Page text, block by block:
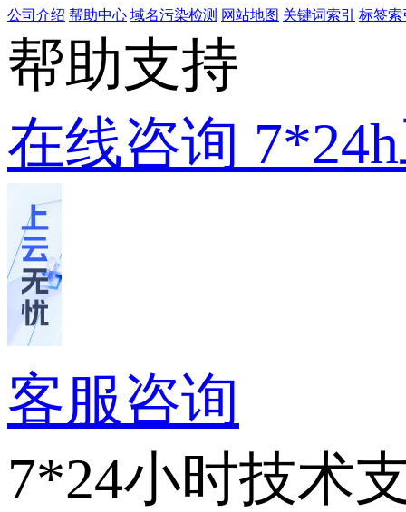
公司介绍 帮助中心 域名污染检测 网站地图 关键词索引 标签索
帮助支持
在线咨询
客服咨询
7*24小时技术